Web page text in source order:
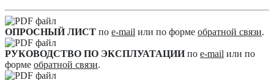
ОПРОСНЫЙ ЛИСТ по e-mail или по форме обратной связи.
РУКОВОДСТВО ПО ЭКСПЛУАТАЦИИпо e-mail или по
форме обратной связи.